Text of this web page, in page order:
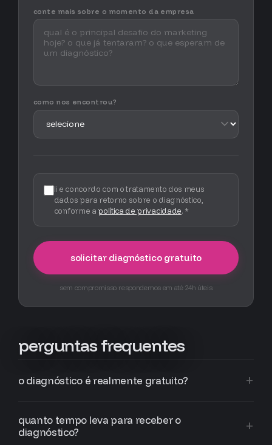
conte mais sobre o momento da empresa
como nos encontrou?
li e concordo com o tratamento dos meus
dados para retorno sobre o diagnóstico,
conforme a política de privacidade. *
solicitar diagnóstico gratuito
sem compromisso. respondemos em até 24h úteis.
perguntas frequentes
o diagnóstico é realmente gratuito?
quanto tempo leva para receber o
diagnóstico?